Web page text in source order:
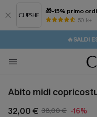
🎁-15% primo
50 k+
⚡️-15% SUGLI
🔥SALDI
💌REGALO
Abito midi
32,00 € 38,00 € -16%